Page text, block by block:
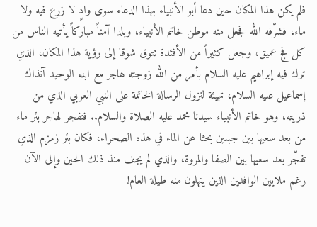
فلم يكن هذا المكان حين دعا أبو الأنبياء بهذا الدعاء سوى وادٍ لا زرع فيه ولا
ماء، فشرّفه الله فجعل منه موطن خاتم الأنبياء، وبلدا آمناً مباركاً يأتيه الناس من
كل فج عميق، وجعل كثيراً من الأفئدة تتوق شوقا إلى رؤية هذا المكان، الذي
ترك فيه إبراهيم عليه السلام بأمر من الله زوجته هاجر مع ابنه الوحيد آنذاك
إسماعيل عليه السلام، تهيئة لنزول الرسالة الخاتمة على النبي العربي الذي من
ذريته، وهو خاتم الأنبياء سيدنا محمد عليه الصلاة والسلام.. فتفجر لهاجر بئر ماء
من بعد سعيها بين جبلين بحثا عن الماء في هذه الصحراء، فكان بئر زمزم الذي
تفجّر بعد سعيها بين الصفا والمروة، والذي لم يجف منذ ذلك الحين وإلى الآن
رغم ملايين الوافدين الذين ينهلون منه طيلة العام!